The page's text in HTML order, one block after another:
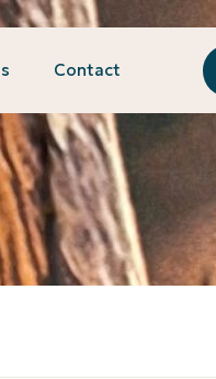
Contact